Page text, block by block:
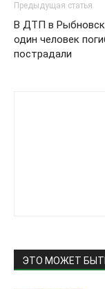
Предыдущая статья
В ДТП в
один человек
пострадали
ЭТО МОЖЕТ